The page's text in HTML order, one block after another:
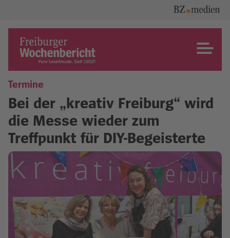
content
Freiburger Wochenbericht
Termine
Bei der „kreativ Freiburg“ wird
die Messe wieder zum
Treffpunkt für DIY-Begeisterte